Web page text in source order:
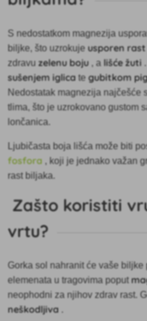
S nedostatkom magnezija
biljke, što uzrokuje usporen
zdravuzelenu boju , a lišće žuti
sušenjem iglica tegubitkom
Nedostatak magnezija najčešće
tlima, što je uzrokovano gustom
lončanica.
Ljubičasta boja lišća može biti
fosfora , koji je jednako važan
rast biljaka.
Zašto koristiti
vrtu?
Gorka sol nahranit će vaše
elemenata u tragovima poput
neophodni za njihov zdrav rast.
neškodljiva .